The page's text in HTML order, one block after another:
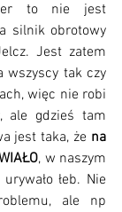
to nie jest
silnik obrotowy
Jest zatem
wszyscy tak czy
więc nie robi
ale gdzieś tam
jest taka, że na
, w naszym
łeb. Nie
ale np